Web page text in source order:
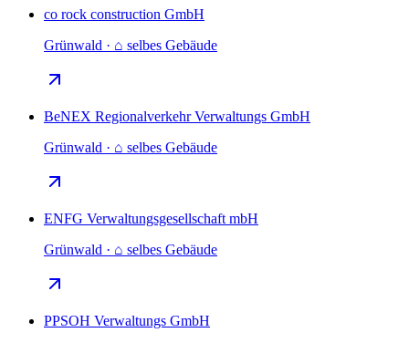
co rock construction GmbH
Grünwald · ⌂ selbes Gebäude
BeNEX Regionalverkehr Verwaltungs GmbH
Grünwald · ⌂ selbes Gebäude
ENFG Verwaltungsgesellschaft mbH
Grünwald · ⌂ selbes Gebäude
PPSOH Verwaltungs GmbH